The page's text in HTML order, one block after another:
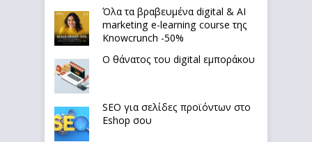
Όλα τα βραβευμένα digital & AI
marketing e-learning course της
Knowcrunch -50%
Ο θάνατος του digital εμποράκου
SEO για σελίδες προϊόντων στο
Eshop σου